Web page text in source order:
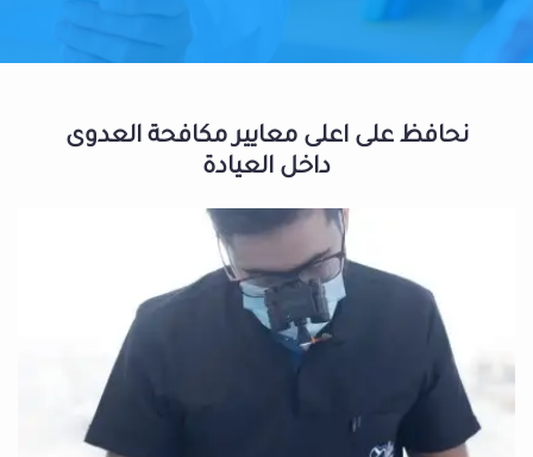
نحافظ على اعلى معايير مكافحة العدوى
داخل العيادة